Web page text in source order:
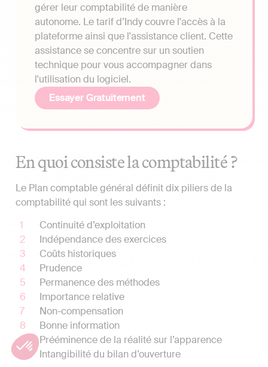
gérer leur comptabilité de manière
autonome. Le tarif d’Indy couvre l'accès à la
plateforme ainsi que l'assistance client. Cette
assistance se concentre sur un soutien
technique pour vous accompagner dans
l'utilisation du logiciel.
Essayer Gratuitement
En quoi consiste la comptabilité ?
Le Plan comptable général définit dix piliers de la
comptabilité qui sont les suivants :
Continuité d’exploitation
Indépendance des exercices
Coûts historiques
Prudence
Permanence des méthodes
Importance relative
Non-compensation
Bonne information
Prééminence de la réalité sur l’apparence
Intangibilité du bilan d’ouverture